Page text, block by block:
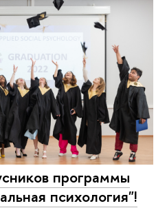
программы
психология"!